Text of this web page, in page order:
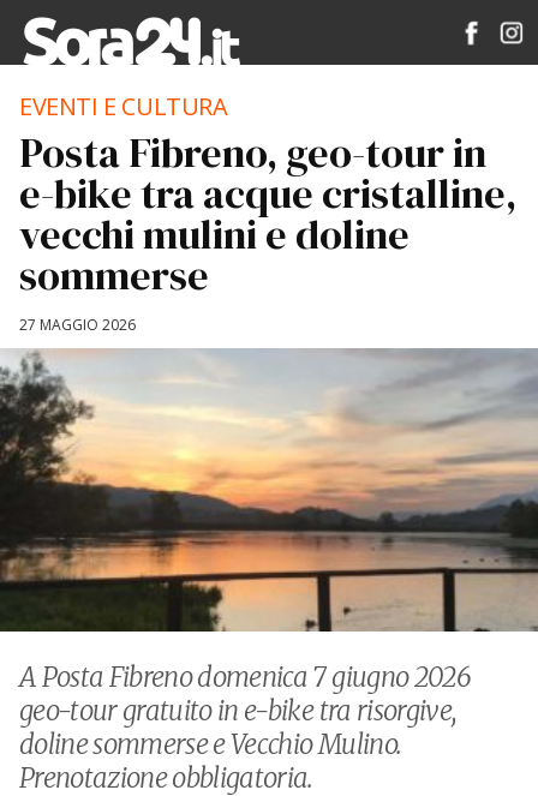
EVENTI E CULTURA
Posta Fibreno, geo-tour in
e-bike tra acque cristalline,
vecchi mulini e doline
sommerse
27 MAGGIO 2026
A Posta Fibreno domenica 7 giugno 2026
geo-tour gratuito in e-bike tra risorgive,
doline sommerse e Vecchio Mulino.
Prenotazione obbligatoria.